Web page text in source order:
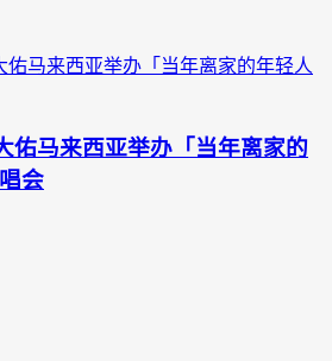
佑马来西亚举办「当年离家的
会